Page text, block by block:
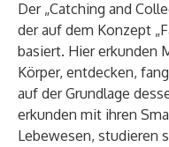
Der „Catching and
der auf dem Konzept
basiert. Hier erkunden
Körper, entdecken,
auf der Grundlage
erkunden mit ihren
Lebewesen, studieren